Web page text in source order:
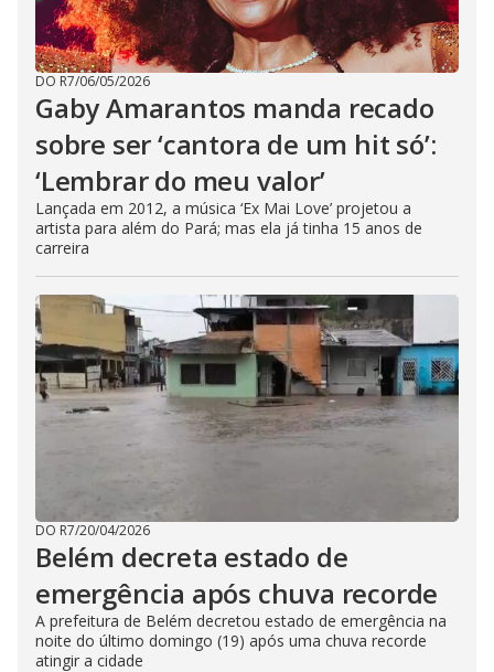
DO R7/06/05/2026
Gaby Amarantos manda recado
sobre ser ‘cantora de um hit só’:
‘Lembrar do meu valor’
Lançada em 2012, a música ‘Ex Mai Love’ projetou a
artista para além do Pará; mas ela já tinha 15 anos de
carreira
DO R7/20/04/2026
Belém decreta estado de
emergência após chuva recorde
A prefeitura de Belém decretou estado de emergência na
noite do último domingo (19) após uma chuva recorde
atingir a cidade